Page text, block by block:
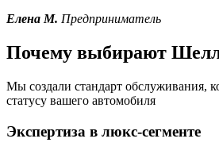
Елена М. Предприниматель
Почему выбирают
Мы создали стандарт обслуживания,
статусу вашего автомобиля
Экспертиза в люкс-сегменте